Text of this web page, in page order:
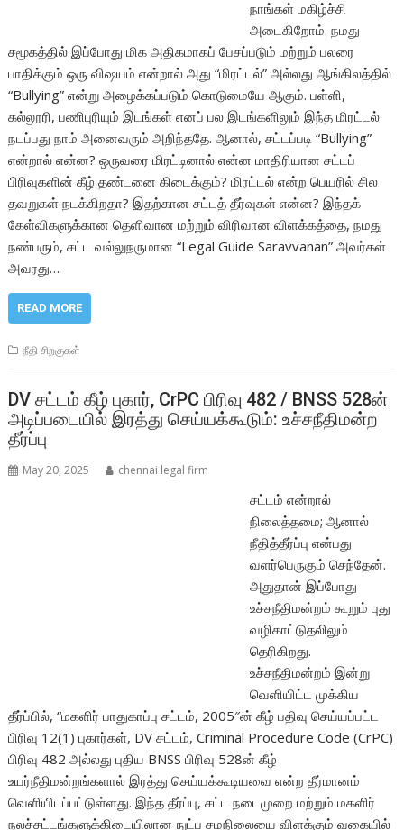
நாங்கள் மகிழ்ச்சி
அடைகிறோம். நமது
சமூகத்தில் இப்போது மிக அதிகமாகப் பேசப்படும் மற்றும் பலரை
பாதிக்கும் ஒரு விஷயம் என்றால் அது “மிரட்டல்” அல்லது ஆங்கிலத்தில்
“Bullying” என்று அழைக்கப்படும் கொடுமையே ஆகும். பள்ளி,
கல்லூரி, பணிபுரியும் இடங்கள் எனப் பல இடங்களிலும் இந்த மிரட்டல்
நடப்பது நாம் அனைவரும் அறிந்ததே. ஆனால், சட்டப்படி “Bullying”
என்றால் என்ன? ஒருவரை மிரட்டினால் என்ன மாதிரியான சட்டப்
பிரிவுகளின் கீழ் தண்டனை கிடைக்கும்? மிரட்டல் என்ற பெயரில் சில
தவறுகள் நடக்கிறதா? இதற்கான சட்டத் தீர்வுகள் என்ன? இந்தக்
கேள்விகளுக்கான தெளிவான மற்றும் விரிவான விளக்கத்தை, நமது
நண்பரும், சட்ட வல்லுநருமான “Legal Guide Saravvanan” அவர்கள்
அவரது…
READ MORE
நீதி சிறகுகள்
DV சட்டம் கீழ் புகார், CrPC பிரிவு 482 / BNSS 528ன்
அடிப்படையில் இரத்து செய்யக்கூடும்: உச்சநீதிமன்ற
தீர்ப்பு
May 20, 2025 chennai legal firm
சட்டம் என்றால்
நிலைத்தமை; ஆனால்
நீதித்தீர்ப்பு என்பது
வளர்பெருகும் செந்தேன்.
அதுதான் இப்போது
உச்சநீதிமன்றம் கூறும் புது
வழிகாட்டுதலிலும்
தெரிகிறது.
உச்சநீதிமன்றம் இன்று
வெளியிட்ட முக்கிய
தீர்ப்பில், “மகளிர் பாதுகாப்பு சட்டம், 2005″ன் கீழ் பதிவு செய்யப்பட்ட
பிரிவு 12(1) புகார்கள், DV சட்டம், Criminal Procedure Code (CrPC)
பிரிவு 482 அல்லது புதிய BNSS பிரிவு 528ன் கீழ்
உயர்நீதிமன்றங்களால் இரத்து செய்யக்கூடியவை என்ற தீர்மானம்
வெளியிடப்பட்டுள்ளது. இந்த தீர்ப்பு, சட்ட நடைமுறை மற்றும் மகளிர்
நலச்சட்டங்களுக்கிடையிலான நுட்ப சமநிலையை விளக்கும் வகையில்